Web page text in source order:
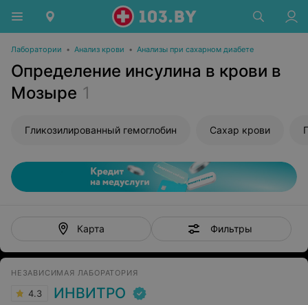
Лаборатории • Анализ крови • Анализы при сахарном диабете
Определение инсулина в крови в
Мозыре 1
Гликозилированный гемоглобин Сахар крови
Карта Фильтры
НЕЗАВИСИМАЯ ЛАБОРАТОРИЯ
4.3 ИНВИТРО